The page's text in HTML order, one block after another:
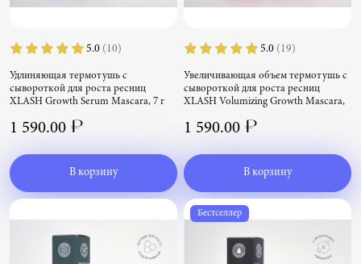
5.0 (10)
Удлиняющая термотушь с
сывороткой для роста ресниц
XLASH Growth Serum Mascara, 7 г
для роста ресниц XLASH Growth Serum
1 590.00 ₽
В корзину
5.0 (19)
Увеличивающая объем термотушь с
сывороткой для роста ресниц
XLASH Volumizing Growth Mascara,
Увеличивающая объем термотушь с
Volumizing Growth Mascara, 7 г
1 590.00 ₽
В корзину
Бестселлер